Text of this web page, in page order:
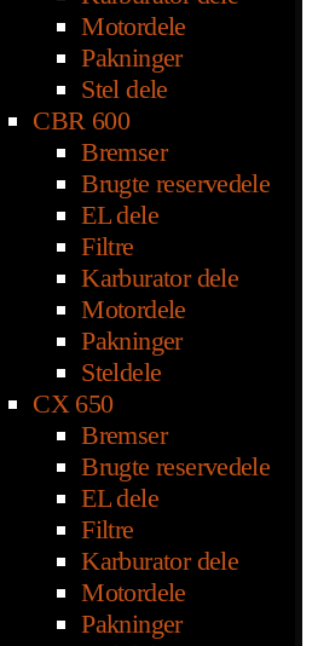
Motordele
Pakninger
Stel dele
CBR 600
Bremser
Brugte reservedele
EL dele
Filtre
Karburator dele
Motordele
Pakninger
Steldele
CX 650
Bremser
Brugte reservedele
EL dele
Filtre
Karburator dele
Motordele
Pakninger